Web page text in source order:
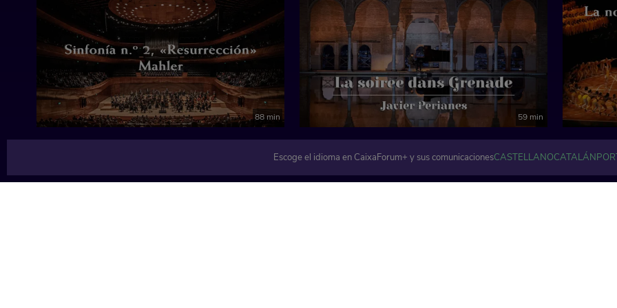
88 min 59 min
Escoge el idioma en CaixaForum+ y sus comunicacionesCASTELLANOCATALÁN